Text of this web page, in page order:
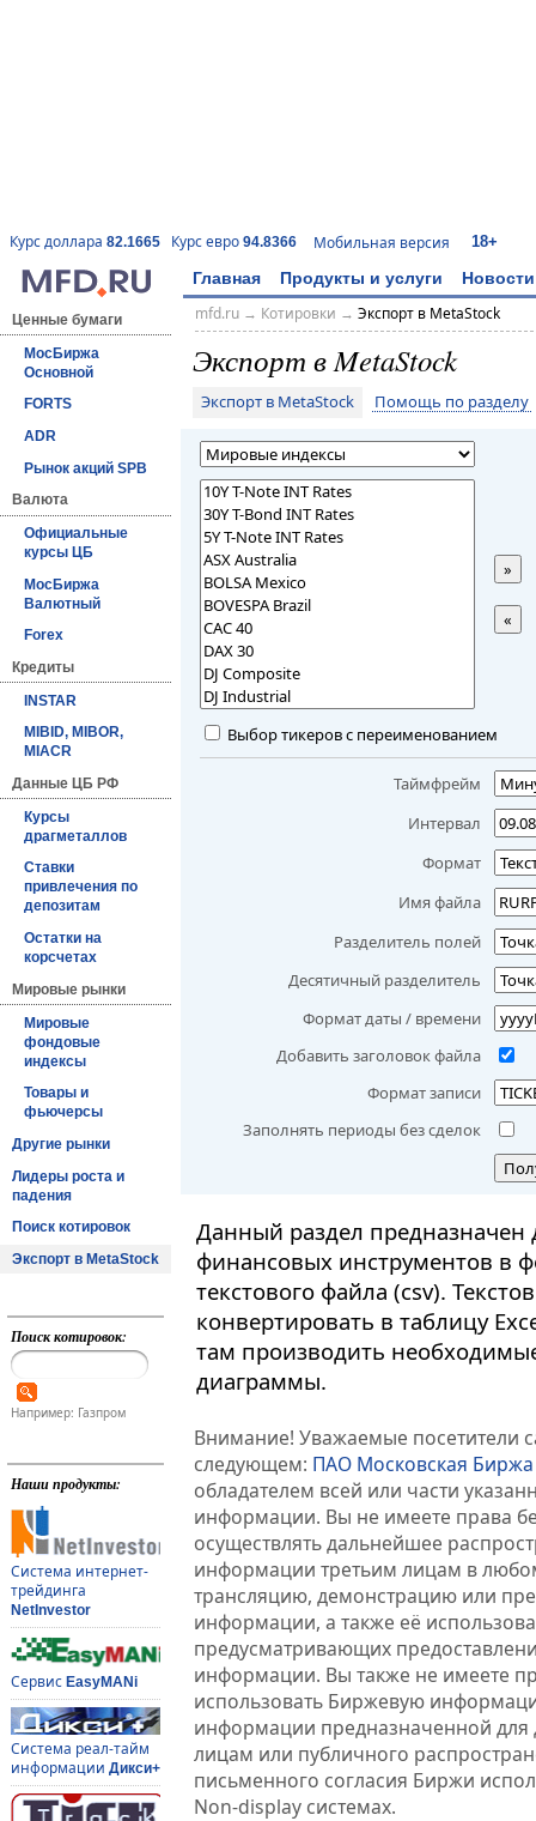
Курс доллара 82.1665 Курс евро 94.8366 Мобильная версия 18+
Главная Продукты и услуги Новости
Ценные бумаги
МосБиржа
Основной
FORTS
ADR
Рынок акций SPB
Валюта
Официальные
курсы ЦБ
МосБиржа
Валютный
Forex
Кредиты
INSTAR
MIBID, MIBOR,
MIACR
Данные ЦБ РФ
Курсы
драгметаллов
Ставки
привлечения по
депозитам
Остатки на
корсчетах
Мировые рынки
Мировые
фондовые
индексы
Товары и
фьючерсы
Другие рынки
Лидеры роста и
падения
Поиск котировок
Экспорт в MetaStock
Поиск котировок:
Например: Газпром
Наши продукты:
Система интернет-
трейдинга
NetInvestor
Сервис EasyMANi
Система реал-тайм
информации Дикси+
mfd.ru→ Котировки → Экспорт в MetaStock
Экспорт в MetaStock
Экспорт в MetaStock Помощь по разделу
»
«
Выбор тикеров с переименованием
Таймфрейм
Интервал
Формат
Имя файла
Разделитель полей
Десятичный разделитель
Формат даты / времени
Добавить заголовок файла
Формат записи
Заполнять периоды без сделок
Данный раздел
финансовых инструментов в
текстового файла (csv).
конвертировать в таблицу
там производить
диаграммы.
Внимание! Уважаемые посетители
следующем: ПАО Московская Биржа
обладателем всей или части
информации. Вы не имеете права
осуществлять дальнейшее
информации третьим лицам в
трансляцию, демонстрацию или
информации, а также её
предусматривающих
информации. Вы также не имеете
использовать Биржевую
информации предназначенной для
лицам или публичного
письменного согласия Биржи
Non-display системах.